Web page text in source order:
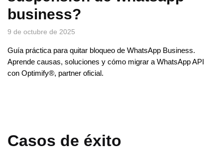
business?
9 de octubre de 2025
Guía práctica para quitar bloqueo de WhatsApp Business.
Aprende causas, soluciones y cómo migrar a WhatsApp API
con Optimify®, partner oficial.
Casos de éxito